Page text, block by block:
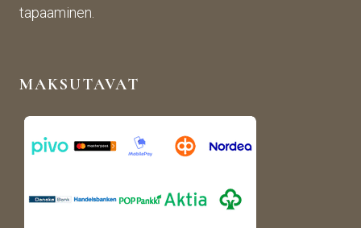
tapaaminen.
MAKSUTAVAT